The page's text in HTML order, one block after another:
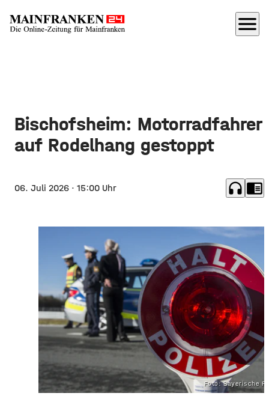
menu
Bischofsheim: Motorradfahrer
auf Rodelhang gestoppt
06. Juli 2026 · 15:00 Uhr headphones chrome_reader_mode
Foto: Bayerische